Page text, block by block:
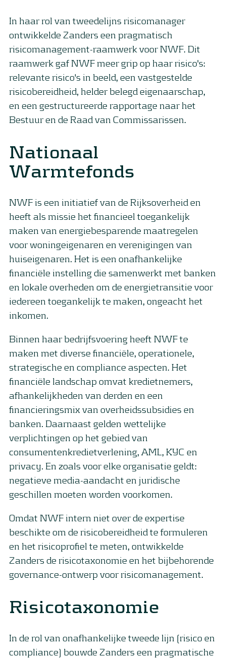
In haar rol van tweedelijns risicomanager
ontwikkelde Zanders een pragmatisch
risicomanagement-raamwerk voor NWF. Dit
raamwerk gaf NWF meer grip op haar risico's:
relevante risico's in beeld, een vastgestelde
risicobereidheid, helder belegd eigenaarschap,
en een gestructureerde rapportage naar het
Bestuur en de Raad van Commissarissen.
Nationaal
Warmtefonds
NWF is een initiatief van de Rijksoverheid en
heeft als missie het financieel toegankelijk
maken van energiebesparende maatregelen
voor woningeigenaren en verenigingen van
huiseigenaren. Het is een onafhankelijke
financiële instelling die samenwerkt met banken
en lokale overheden om de energietransitie voor
iedereen toegankelijk te maken, ongeacht het
inkomen.
Binnen haar bedrijfsvoering heeft NWF te
maken met diverse financiële, operationele,
strategische en compliance aspecten. Het
financiële landschap omvat kredietnemers,
afhankelijkheden van derden en een
financieringsmix van overheidssubsidies en
banken. Daarnaast gelden wettelijke
verplichtingen op het gebied van
consumentenkredietverlening, AML, KYC en
privacy. En zoals voor elke organisatie geldt:
negatieve media-aandacht en juridische
geschillen moeten worden voorkomen.
Omdat NWF intern niet over de expertise
beschikte om de risicobereidheid te formuleren
en het risicoprofiel te meten, ontwikkelde
Zanders de risicotaxonomie en het bijbehorende
governance-ontwerp voor risicomanagement.
Risicotaxonomie
In de rol van onafhankelijke tweede lijn (risico en
compliance) bouwde Zanders een pragmatische